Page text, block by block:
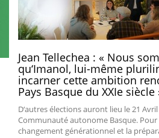
Jean Tellechea : « Nous
qu‘Imanol, lui-même
incarner cette ambition
Pays Basque du XXIe siècle
D‘autres élections auront lieu le 21
Communauté autonome Basque. Pour
changement générationnel et la